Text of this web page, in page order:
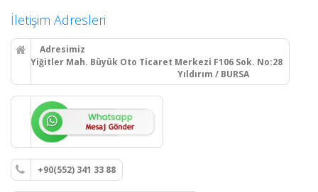
montaj ve tüp dolumu.
Bursa Yangın Dolabı, Hortum
dolapları montajı, seyyar
İletişim Adresleri
Adresimiz
Yiğitler Mah. Büyük Oto Ticaret Merkezi F106 Sok. No:28
Yıldırım / BURSA
+90(552) 341 33 88